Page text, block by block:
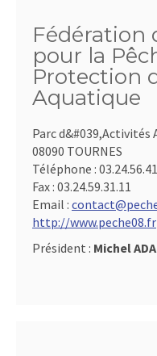
Fédération
pour la
Protection
Aquatique
Parc d&#039,Activités
08090 TOURNES
Téléphone :
Fax : 03.24.59.31.11
Email :
http://www.peche08.fr
Président : Michel